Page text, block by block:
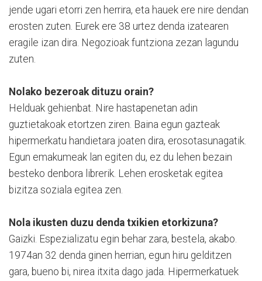
jende ugari etorri zen herrira, eta hauek ere nire dendan
erosten zuten. Eurek ere 38 urtez denda izatearen
eragile izan dira. Negozioak funtziona zezan lagundu
zuten.
Nolako bezeroak dituzu orain?
Helduak gehienbat. Nire hastapenetan adin
guztietakoak etortzen ziren. Baina egun gazteak
hipermerkatu handietara joaten dira, erosotasunagatik.
Egun emakumeak lan egiten du, ez du lehen bezain
besteko denbora librerik. Lehen erosketak egitea
bizitza soziala egitea zen.
Nola ikusten duzu denda txikien etorkizuna?
Gaizki. Espezializatu egin behar zara, bestela, akabo.
1974an 32 denda ginen herrian, egun hiru gelditzen
gara, bueno bi, nirea itxita dago jada. Hipermerkatuek